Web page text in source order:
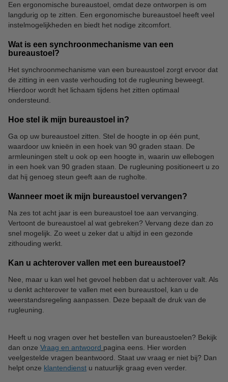
Bureauonderleggers
Een ergonomische bureaustoel, omdat deze ontworpen is om
langdurig op te zitten. Een ergonomische bureaustoel heeft veel
instelmogelijkheden en biedt het nodige zitcomfort.
Wat is een synchroonmechanisme van een
bureaustoel?
Het synchroonmechanisme van een bureaustoel zorgt ervoor dat
de zitting in een vaste verhouding tot de rugleuning beweegt.
Hierdoor wordt het lichaam tijdens het zitten optimaal
ondersteund.
Hoe stel ik mijn bureaustoel in?
Ga op uw bureaustoel zitten. Stel de hoogte in op één punt,
waardoor uw knieën in een hoek van 90 graden staan. De
armleuningen stelt u ook op een hoogte in, waarin uw ellebogen
in een hoek van 90 graden staan. De rugleuning positioneert u zo
dat hij genoeg steun geeft aan de rugholte.
Wanneer moet ik mijn bureaustoel vervangen?
Na zes tot acht jaar is een bureaustoel toe aan vervanging.
Vertoont de bureaustoel al wat gebreken? Vervang deze dan zo
snel mogelijk. Zo weet u zeker dat u altijd in een gezonde
zithouding werkt.
Kan u achterover vallen met een bureaustoel?
Nee, maar u kan wel het gevoel hebben dat u achterover valt. Als
u denkt achterover te vallen met een bureaustoel, kan u de
weerstandsregeling aanpassen. Deze bepaalt de druk van de
rugleuning.
Heeft u nog vragen over het bestellen van bureaustoelen? Bekijk
dan onze Vraag en antwoord pagina eens. Hier worden
veelgestelde vragen beantwoord. Staat uw vraag er niet bij? Dan
helpt onze klantendienst u natuurlijk graag even verder.